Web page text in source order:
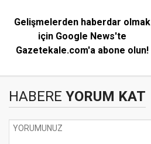
Gelişmelerden haberdar olmak
için Google News'te
Gazetekale.com'a abone olun!
HABERE YORUM KAT